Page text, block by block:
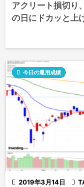
アクリート損切り
の日にドカッと上
 2019年3月14日
 今日の運用成績
